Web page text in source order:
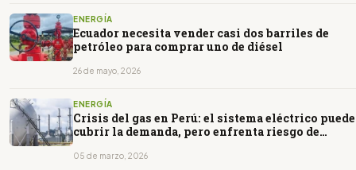
ENERGÍA
Ecuador necesita vender casi dos barriles de
petróleo para comprar uno de diésel
26 de mayo, 2026
ENERGÍA
Crisis del gas en Perú: el sistema eléctrico puede
cubrir la demanda, pero enfrenta riesgo de
05 de marzo, 2026